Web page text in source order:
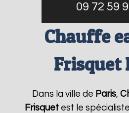
09 72 59
Chauffe
Frisquet
Dans la ville de Paris,
Frisquet est le